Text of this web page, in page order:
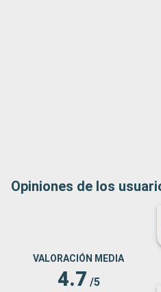
Opiniones de los
VALORACIÓN MEDIA
4.7 /5